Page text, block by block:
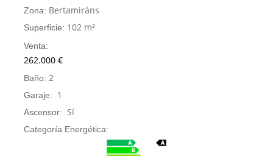
Zona: Bertamiráns
Superficie: 102 m²
Venta:
262.000 €
Baño: 2
Garaje: 1
Ascensor: Sí
Categoría Energética: